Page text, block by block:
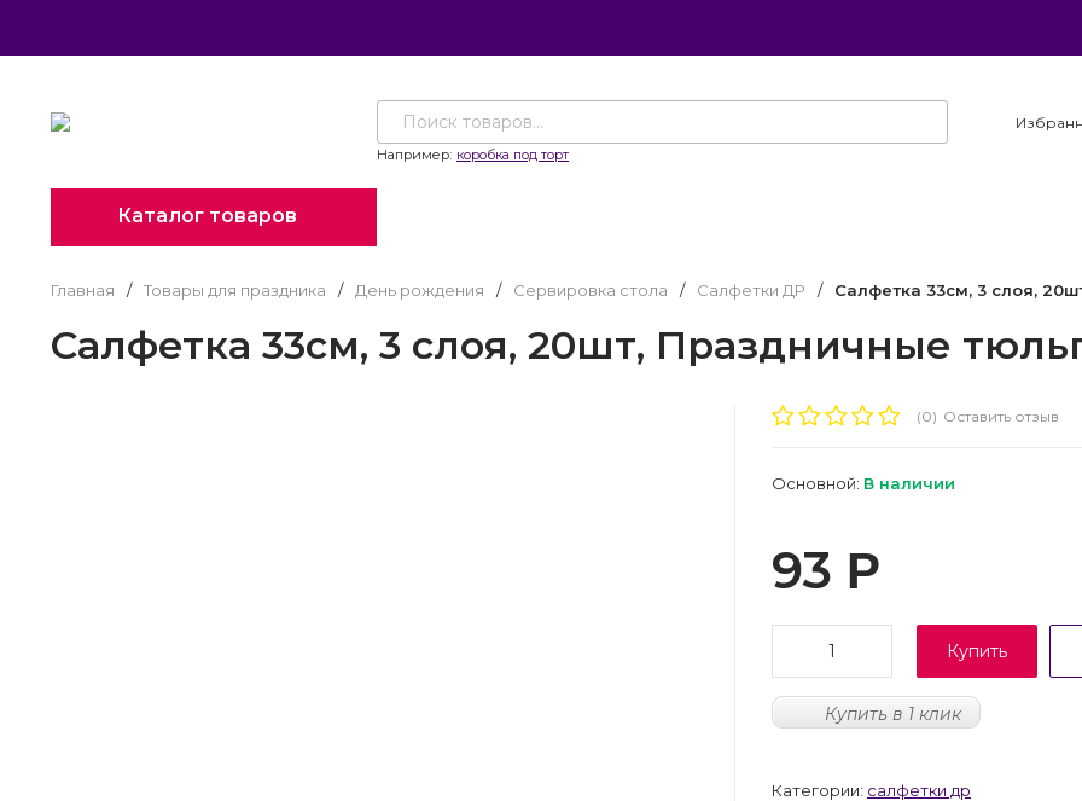
Например: коробка под торт
Каталог товаров
Главная / Товары для праздника / День рождения / Сервировка стола / Салфетки ДР / Салфетка 33см, 3 слоя,
Салфетка 33см, 3 слоя, 20шт, Праздничные
(0) Оставить отзыв
Основной: В наличии
93 Р
Купить
Купить в 1 клик
Категории: салфетки др